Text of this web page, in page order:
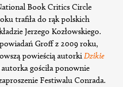
Book Critics Circle
trafiła do rąk polskich
Jerzego Kozłowskiego.
Groff z 2009 roku,
powieścią autorkiDzikie
gościła ponownie
Festiwalu Conrada.